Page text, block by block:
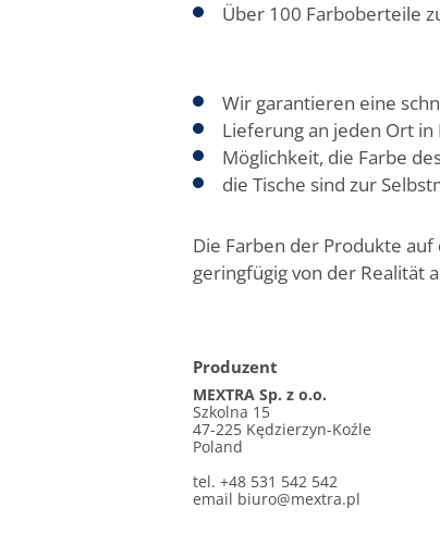
Über 100 Farboberteile
Wir garantieren eine
Lieferung an jeden Ort in
Möglichkeit, die Farbe
die Tische sind zur
Die Farben der Produkte
geringfügig von der Realität
Produzent
MEXTRA Sp. z o.o.
Szkolna 15
47-225 Kędzierzyn-Koźle
Poland
tel. +48 531 542 542
email biuro@mextra.pl